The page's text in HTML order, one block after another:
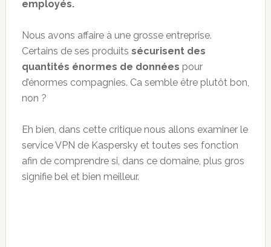
employés.
Nous avons affaire à une grosse entreprise.
Certains de ses produits sécurisent des
quantités énormes de données pour
d’énormes compagnies. Ca semble être plutôt bon,
non ?
Eh bien, dans cette critique nous allons examiner le
service VPN de Kaspersky et toutes ses fonction
afin de comprendre si, dans ce domaine, plus gros
signifie bel et bien meilleur.